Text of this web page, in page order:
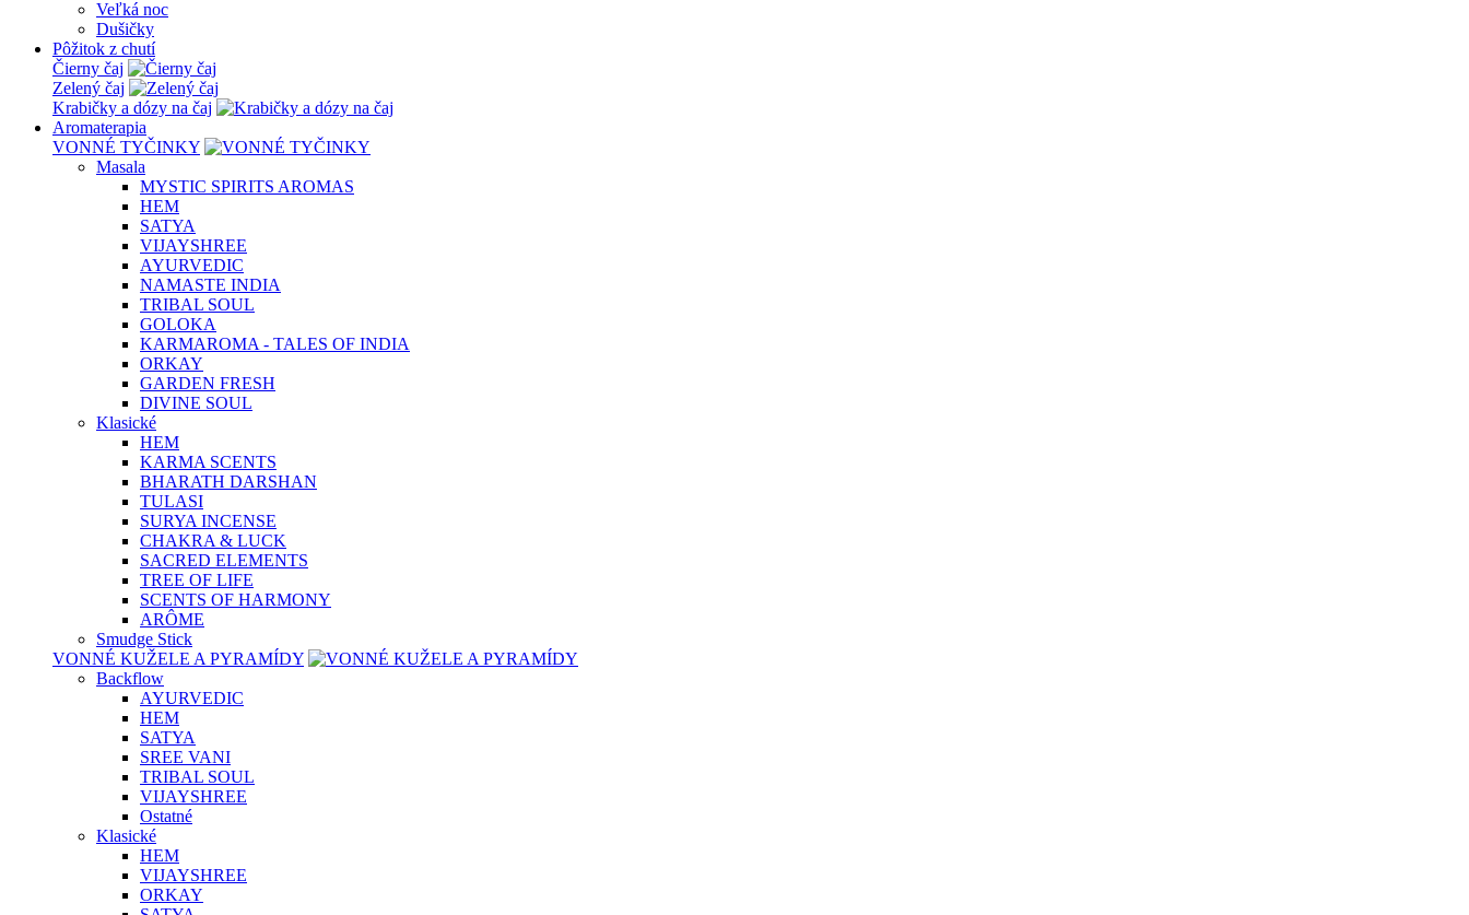
Veľká noc
Dušičky
Pôžitok z chutí
Čierny čaj
Zelený čaj
Krabičky a dózy na čaj
Aromaterapia
VONNÉ TYČINKY
Masala
MYSTIC SPIRITS AROMAS
HEM
SATYA
VIJAYSHREE
AYURVEDIC
NAMASTE INDIA
TRIBAL SOUL
GOLOKA
KARMAROMA - TALES OF INDIA
ORKAY
GARDEN FRESH
DIVINE SOUL
Klasické
HEM
KARMA SCENTS
BHARATH DARSHAN
TULASI
SURYA INCENSE
CHAKRA & LUCK
SACRED ELEMENTS
TREE OF LIFE
SCENTS OF HARMONY
ARÔME
Smudge Stick
VONNÉ KUŽELE A PYRAMÍDY
Backflow
AYURVEDIC
HEM
SATYA
SREE VANI
TRIBAL SOUL
VIJAYSHREE
Ostatné
Klasické
HEM
VIJAYSHREE
ORKAY